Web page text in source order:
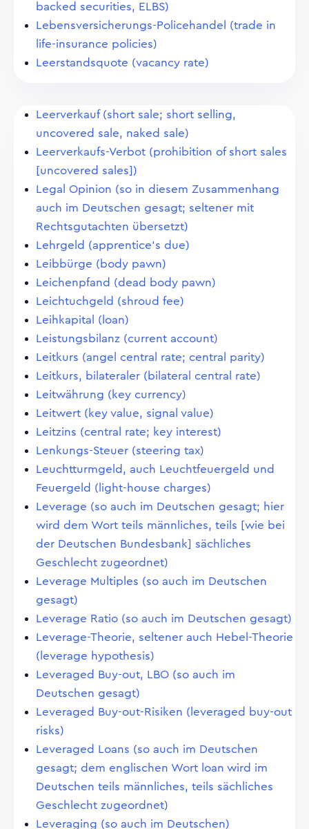
backed securities, ELBS)
Lebensversicherungs-Policehandel (trade in
life-insurance policies)
Leerstandsquote (vacancy rate)
Leerverkauf (short sale; short selling,
uncovered sale, naked sale)
Leerverkaufs-Verbot (prohibition of short sales
[uncovered sales])
Legal Opinion (so in diesem Zusammenhang
auch im Deutschen gesagt; seltener mit
Rechtsgutachten übersetzt)
Lehrgeld (apprentice's due)
Leibbürge (body pawn)
Leichenpfand (dead body pawn)
Leichtuchgeld (shroud fee)
Leihkapital (loan)
Leistungsbilanz (current account)
Leitkurs (angel central rate; central parity)
Leitkurs, bilateraler (bilateral central rate)
Leitwährung (key currency)
Leitwert (key value, signal value)
Leitzins (central rate; key interest)
Lenkungs-Steuer (steering tax)
Leuchtturmgeld, auch Leuchtfeuergeld und
Feuergeld (light-house charges)
Leverage (so auch im Deutschen gesagt; hier
wird dem Wort teils männliches, teils [wie bei
der Deutschen Bundesbank] sächliches
Geschlecht zugeordnet)
Leverage Multiples (so auch im Deutschen
gesagt)
Leverage Ratio (so auch im Deutschen gesagt)
Leverage-Theorie, seltener auch Hebel-Theorie
(leverage hypothesis)
Leveraged Buy-out, LBO (so auch im
Deutschen gesagt)
Leveraged Buy-out-Risiken (leveraged buy-out
risks)
Leveraged Loans (so auch im Deutschen
gesagt; dem englischen Wort loan wird im
Deutschen teils männliches, teils sächliches
Geschlecht zugeordnet)
Leveraging (so auch im Deutschen)